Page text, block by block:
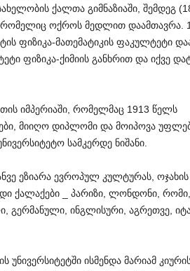
ქალთა გიმნაზიაში, შემდეგ
რომელიც ოქროს მედლით დაამთავრა.
ფიზიკა-მათემატიკის ფაკულტეტი
ფიზიკა-ქიმიის განხრით და იქვე
იმპერიაში, რომელმაც 1913 წელს
მიიღო დიპლომი და მოიპოვა
სამკერდე ნიშანი.
ეზიარა ევროპულ კულტურას, ოჯახის
ქალაქები _ პარიზი, ლონდონი,
გერმანული, ინგლისური, აგრეთვე,
ისმენდა მარიამ